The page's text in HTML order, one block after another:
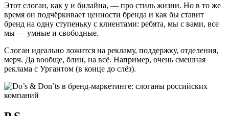
Этот слоган, как у и билайна, — про стиль жизни. Но в то же
время он подчёркивает ценности бренда и как бы ставит
бренд на одну ступеньку с клиентами: ребята, мы с вами, все
мы — умные и свободные.
Слоган идеально ложится на рекламу, поддержку, отделения,
мерч. Да вообще, блин, на всё. Например, очень смешная
реклама с Ургантом (в конце до слёз).